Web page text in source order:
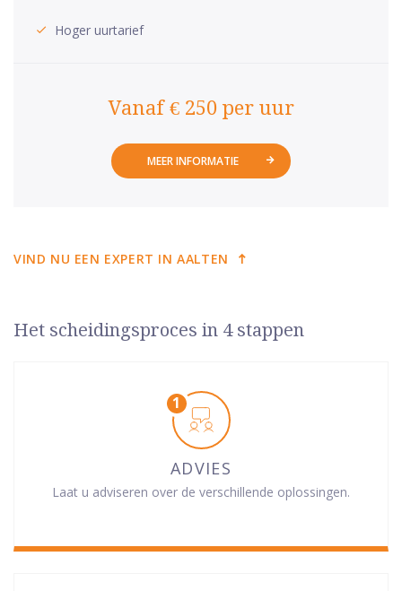
Hoger uurtarief
Vanaf € 250 per uur
MEER INFORMATIE
VIND NU EEN EXPERT IN AALTEN
Het scheidingsproces in 4 stappen
ADVIES
Laat u adviseren over de verschillende oplossingen.